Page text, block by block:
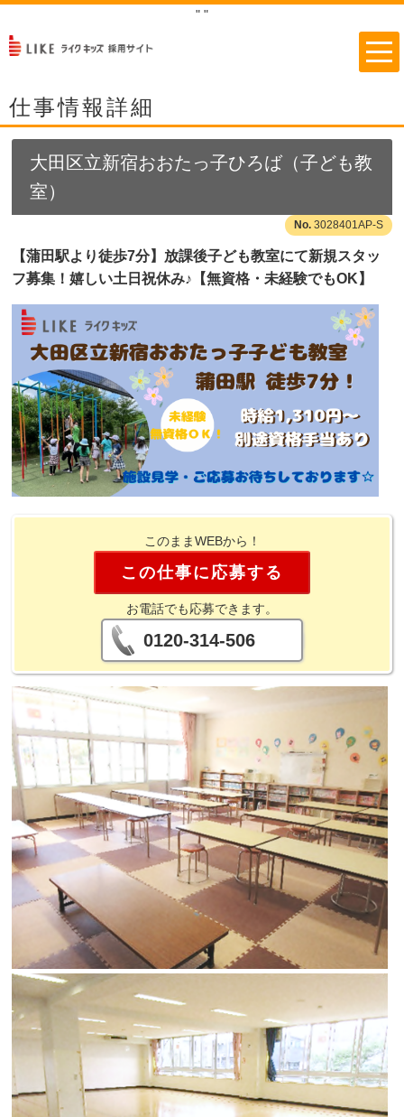
" "
仕事情報詳細
大田区立新宿おおたっ子ひろば（子ども教
室）
3028401AP-S
【蒲田駅より徒歩7分】放課後子ども教室にて新規スタッ
フ募集！嬉しい土日祝休み♪【無資格・未経験でもOK】
このままWEBから！
この仕事に応募する
お電話でも応募できます。
0120-314-506